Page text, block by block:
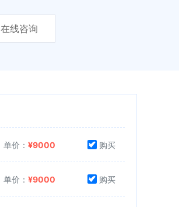
在线咨询
单价： ¥9000 购买
单价： ¥9000 购买